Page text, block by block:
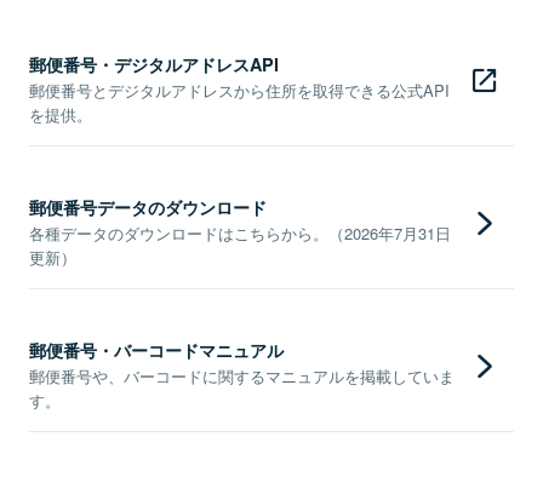
郵便番号・デジタルアドレスAPI
郵便番号とデジタルアドレスから住所を取得できる公式API
を提供。
郵便番号データのダウンロード
各種データのダウンロードはこちらから。（2026年7月31日
更新）
郵便番号・バーコードマニュアル
郵便番号や、バーコードに関するマニュアルを掲載していま
す。